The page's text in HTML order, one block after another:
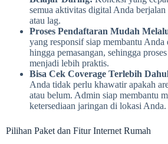
semua aktivitas digital Anda
atau lag.
Proses Pendaftaran Mudah
yang responsif siap membantu
hingga pemasangan, sehingga
menjadi lebih praktis.
Bisa Cek Coverage Terlebih
Anda tidak perlu khawatir apakah
atau belum. Admin siap membantu
ketersediaan jaringan di lokasi Anda.
Pilihan Paket dan Fitur Internet Rumah